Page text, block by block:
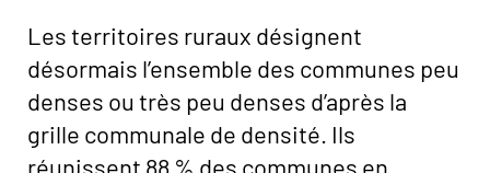
Les territoires ruraux désignent
désormais l’ensemble des communes peu
denses ou très peu denses d’après la
grille communale de densité. Ils
réunissent 88 % des communes en